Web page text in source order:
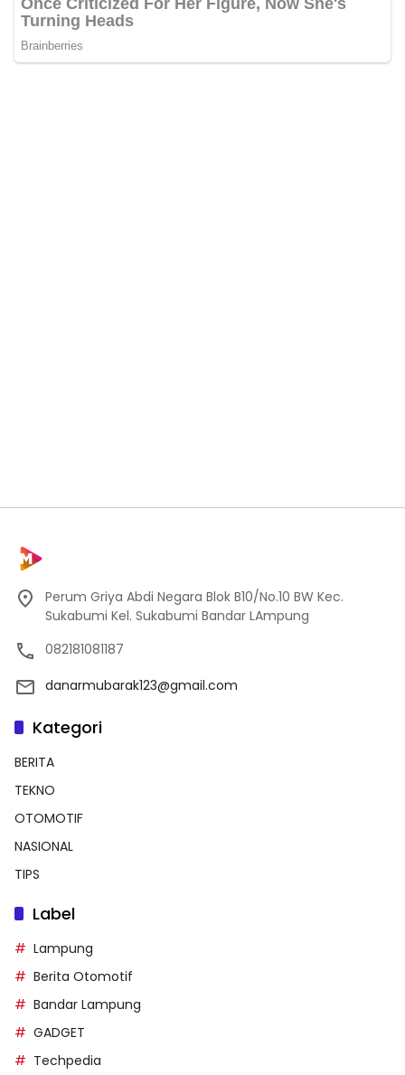
Perum Griya Abdi Negara Blok B10/No.10 BW Kec.
Sukabumi Kel. Sukabumi Bandar LAmpung
082181081187
danarmubarak123@gmail.com
Kategori
BERITA
TEKNO
OTOMOTIF
NASIONAL
TIPS
Label
Lampung
Berita Otomotif
Bandar Lampung
GADGET
Techpedia